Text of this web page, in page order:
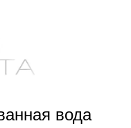
вода